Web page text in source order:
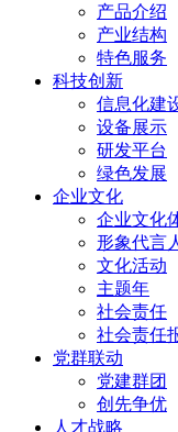
产品介绍
产业结构
特色服务
科技创新
信息化建
设备展示
研发平台
绿色发展
企业文化
企业文化
形象代言
文化活动
主题年
社会责任
社会责任
党群联动
党建群团
创先争优
人才战略